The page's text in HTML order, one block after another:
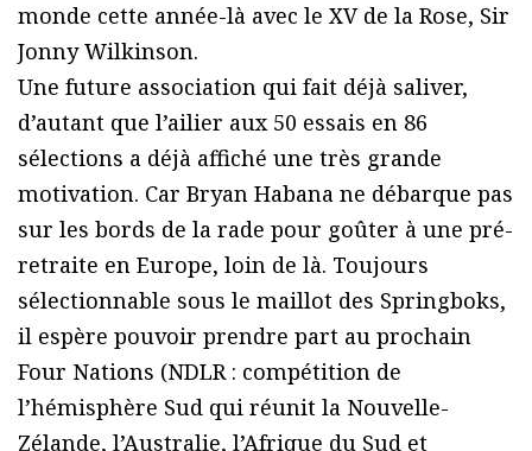
monde cette année-là avec le XV de la Rose, Sir
Jonny Wilkinson.
Une future association qui fait déjà saliver,
d’autant que l’ailier aux 50 essais en 86
sélections a déjà affiché une très grande
motivation. Car Bryan Habana ne débarque pas
sur les bords de la rade pour goûter à une pré-
retraite en Europe, loin de là. Toujours
sélectionnable sous le maillot des Springboks,
il espère pouvoir prendre part au prochain
Four Nations (NDLR : compétition de
l’hémisphère Sud qui réunit la Nouvelle-
Zélande, l’Australie, l’Afrique du Sud et